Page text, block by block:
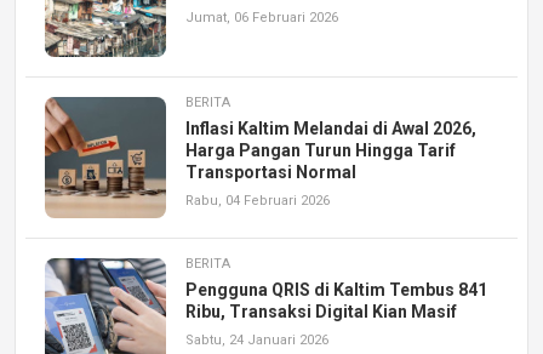
Jumat, 06 Februari 2026
BERITA
Inflasi Kaltim Melandai di Awal 2026,
Harga Pangan Turun Hingga Tarif
Transportasi Normal
Rabu, 04 Februari 2026
BERITA
Pengguna QRIS di Kaltim Tembus 841
Ribu, Transaksi Digital Kian Masif
Sabtu, 24 Januari 2026